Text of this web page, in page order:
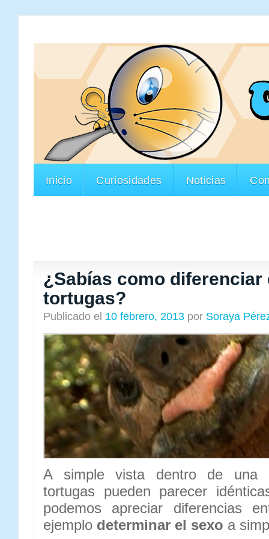
Inicio Curiosidades Noticias
¿Sabías como diferenciar
tortugas?
Publicado el 10 febrero, 2013 por Soraya
A simple vista dentro de una
tortugas pueden parecer
podemos apreciar diferencias
ejemplo determinar el sexo a